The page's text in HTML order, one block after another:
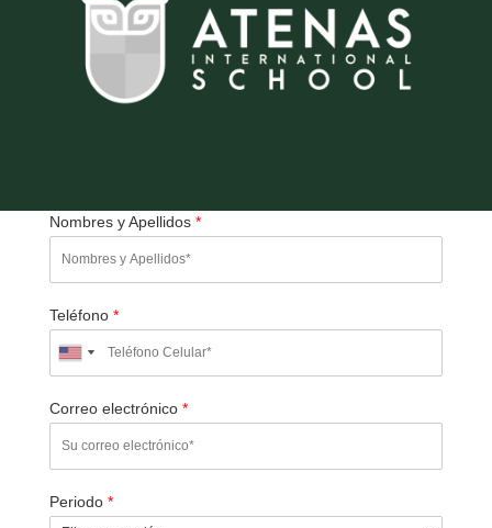
LEER MÁS →
Nombres y Apellidos *
Teléfono *
Correo electrónico *
Periodo *